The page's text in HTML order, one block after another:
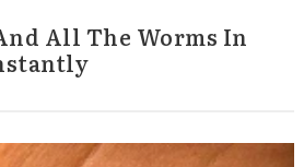
All The Worms In